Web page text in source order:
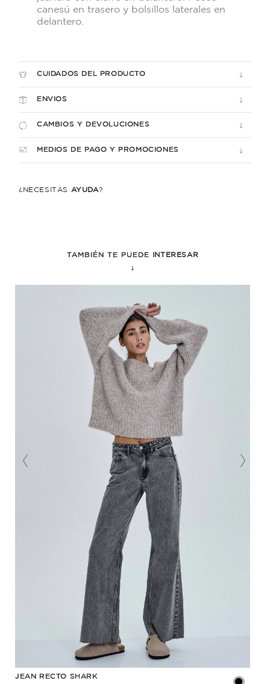
canesú en trasero y bolsillos laterales en
delantero.
CUIDADOS DEL PRODUCTO
ENVIOS
CAMBIOS Y DEVOLUCIONES
MEDIOS DE PAGO Y PROMOCIONES
¿NECESITÁS AYUDA?
TAMBIÉN TE PUEDE
INTERESAR
↓
JEAN RECTO SHARK